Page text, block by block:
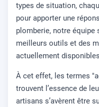
types de situation,
pour apporter une
plomberie, notre équipe
meilleurs outils et des
actuellement
À cet effet, les termes
trouvent l’essence de
artisans s’avèrent être